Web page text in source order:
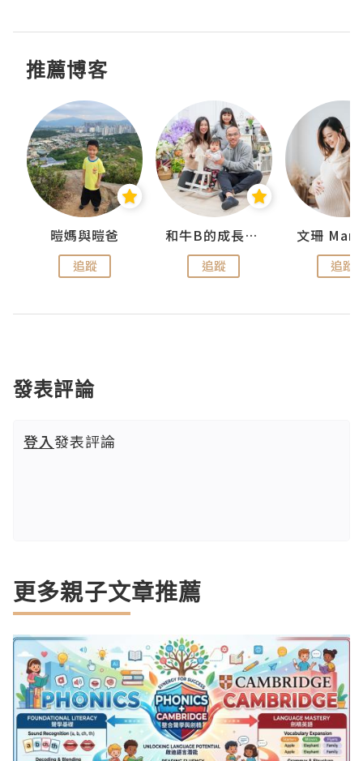
推薦博客
暟媽與暟爸
追蹤
和牛B的成長日記
追蹤
文珊
追蹤
發表評論
登入發表評論
更多親子文章推薦